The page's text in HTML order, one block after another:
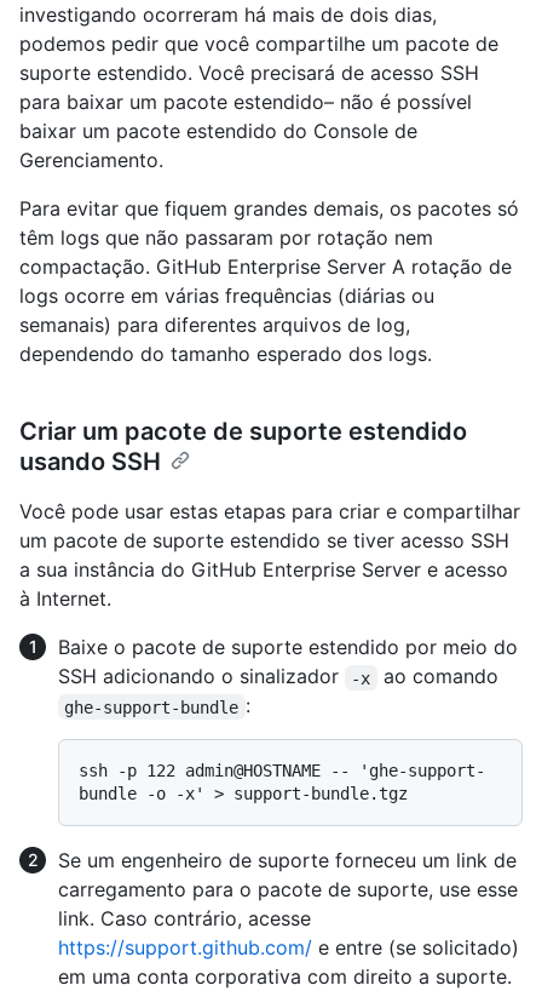
investigando ocorreram há mais de dois dias,
podemos pedir que você compartilhe um pacote de
suporte estendido. Você precisará de acesso SSH
para baixar um pacote estendido– não é possível
baixar um pacote estendido do Console de
Gerenciamento.
Para evitar que fiquem grandes demais, os pacotes só
têm logs que não passaram por rotação nem
compactação. GitHub Enterprise Server A rotação de
logs ocorre em várias frequências (diárias ou
semanais) para diferentes arquivos de log,
dependendo do tamanho esperado dos logs.
Criar um pacote de suporte estendido
usando SSH
Você pode usar estas etapas para criar e compartilhar
um pacote de suporte estendido se tiver acesso SSH
a sua instância do GitHub Enterprise Server e acesso
à Internet.
Baixe o pacote de suporte estendido por meio do
SSH adicionando o sinalizador
-x ao comando
ghe-support-bundle :
ssh -p 122 admin@HOSTNAME -- 'ghe-support-
Se um engenheiro de suporte forneceu um link de
carregamento para o pacote de suporte, use esse
link. Caso contrário, acesse
https://support.github.com/ e entre (se solicitado)
em uma conta corporativa com direito a suporte.